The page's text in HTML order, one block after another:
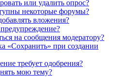
или удалить опрос?
некоторые форумы?
вложения?
на сообщения модератору?
«Сохранить» при создании
требует одобрения?
мою тему?